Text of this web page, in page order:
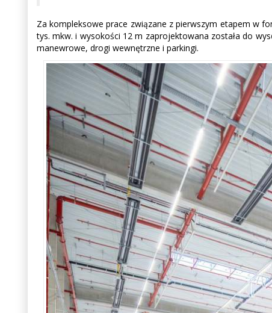
Za kompleksowe prace związane z pierwszym etapem w
tys. mkw. i wysokości 12 m zaprojektowana została do
manewrowe, drogi wewnętrzne i parkingi.